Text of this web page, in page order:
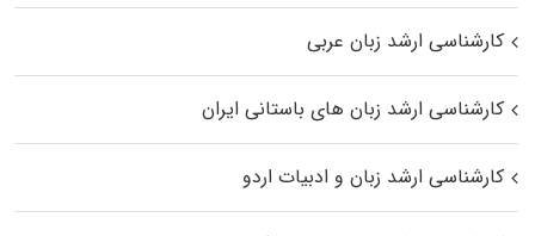
کارشناسی ارشد زبان عربی
کارشناسی ارشد زبان‌ های باستانی ایران
کارشناسی ارشد زبان و ادبیات اردو